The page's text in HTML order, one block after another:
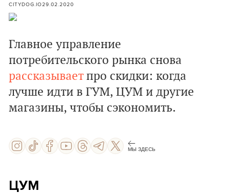
CITYDOG.IO29.02.2020
Главное управление
потребительского рынка снова
рассказываетпро скидки: когда
лучше идти в ГУМ, ЦУМ и другие
магазины, чтобы сэкономить.
МЫ ЗДЕСЬ
ЦУМ